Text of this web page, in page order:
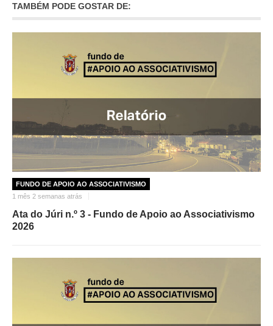
TAMBÉM PODE GOSTAR DE:
FUNDO DE APOIO AO ASSOCIATIVISMO
1 mês 2 semanas atrás
Ata do Júri n.º 3 - Fundo de Apoio ao Associativismo
2026